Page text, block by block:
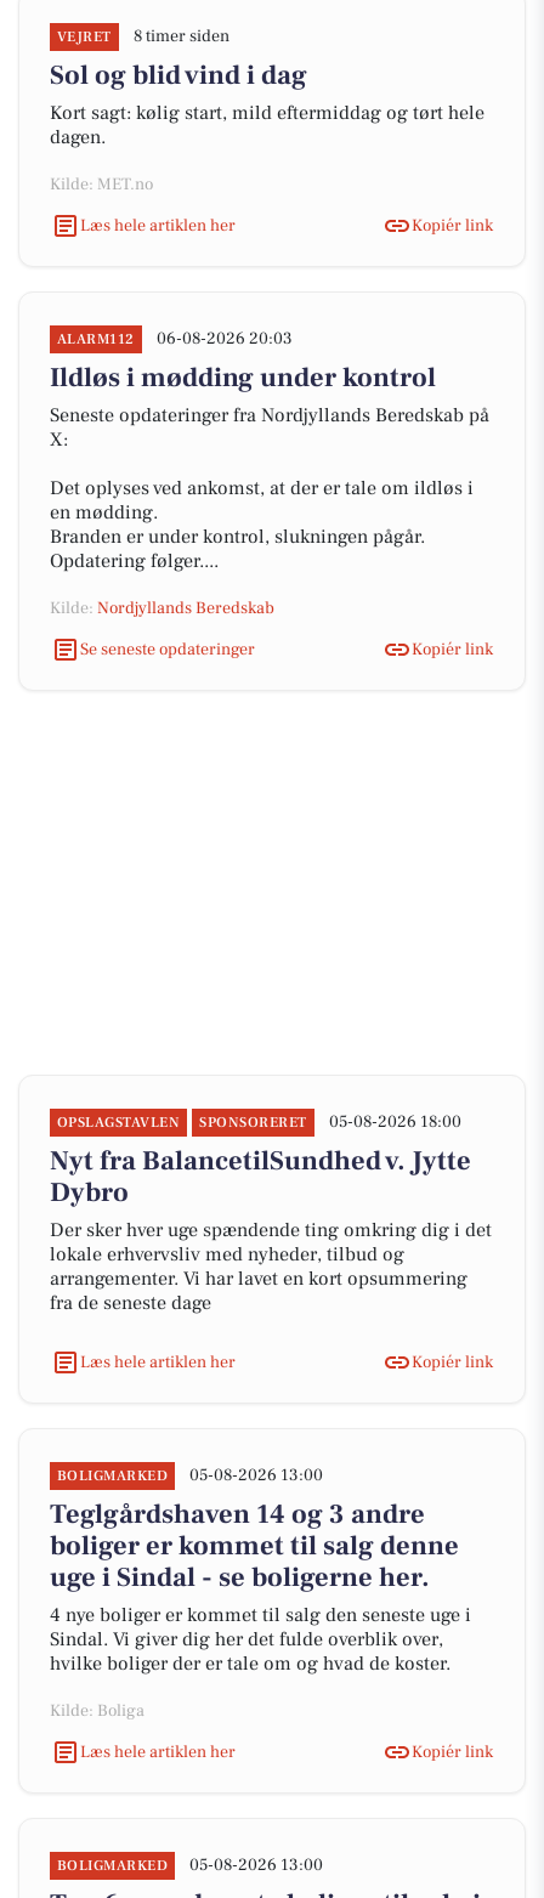
VEJRET 8 timer siden
Sol og blid vind i dag
Kort sagt: kølig start, mild eftermiddag og tørt hele
dagen.
Kilde: MET.no
Læs hele artiklen her
Kopiér link
ALARM112 06-08-2026 20:03
Ildløs i mødding under kontrol
Seneste opdateringer fra Nordjyllands Beredskab på
X:
Det oplyses ved ankomst, at der er tale om ildløs i
en mødding.
Branden er under kontrol, slukningen pågår.
Opdatering følger....
Kilde: Nordjyllands Beredskab
Se seneste opdateringer
Kopiér link
OPSLAGSTAVLEN SPONSORERET 05-08-2026 18:00
Nyt fra BalancetilSundhed v. Jytte
Dybro
Der sker hver uge spændende ting omkring dig i det
lokale erhvervsliv med nyheder, tilbud og
arrangementer. Vi har lavet en kort opsummering
fra de seneste dage
Læs hele artiklen her Kopiér link
BOLIGMARKED 05-08-2026 13:00
Teglgårdshaven 14 og 3 andre
boliger er kommet til salg denne
uge i Sindal - se boligerne her.
4 nye boliger er kommet til salg den seneste uge i
Sindal. Vi giver dig her det fulde overblik over,
hvilke boliger der er tale om og hvad de koster.
Kilde: Boliga
Læs hele artiklen her
Kopiér link
BOLIGMARKED 05-08-2026 13:00